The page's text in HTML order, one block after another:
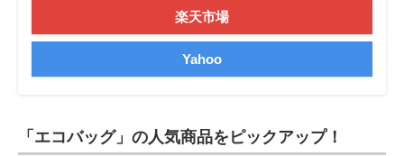
楽天市場
Yahoo
「エコバッグ」の人気商品をピックアップ！